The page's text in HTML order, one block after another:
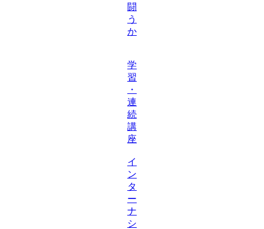
闘
う
か
学
習
・
連
続
講
座
イ
ン
タ
ー
ナ
シ